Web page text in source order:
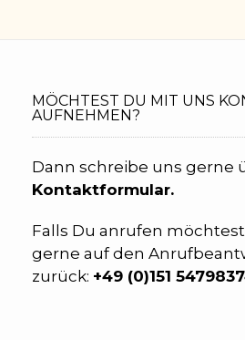
MÖCHTEST DU MIT UNS
AUFNEHMEN?
Dann schreibe uns gerne
Kontaktformular.
Falls Du anrufen
gerne auf den
zurück: +49 (0)151